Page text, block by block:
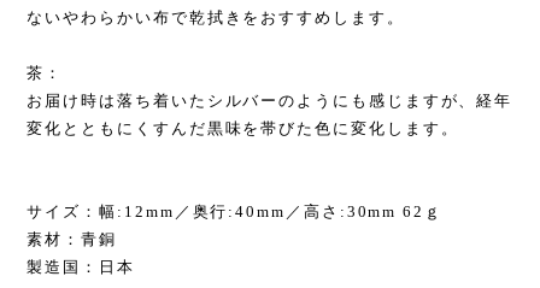
ないやわらかい布で乾拭きをおすすめします。
茶：
お届け時は落ち着いたシルバーのようにも感じますが、経年
変化とともにくすんだ黒味を帯びた色に変化します。
サイズ：幅:12mm／奥行:40mm／高さ:30mm 62ｇ
素材：青銅
製造国：日本